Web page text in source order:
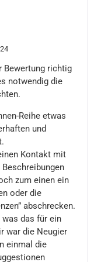
Bewertung richtig
notwendig die
Reihe etwas
und
Kontakt mit
zum einen ein
oder die
abschrecken.
was das für ein
war die Neugier
einmal die